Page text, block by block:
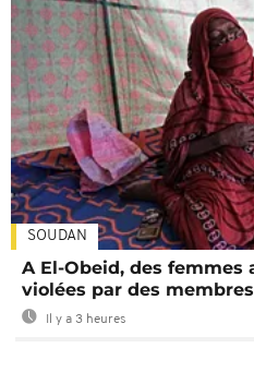
SOUDAN
A El-Obeid, des
violées par des membres
Il y a 3 heures